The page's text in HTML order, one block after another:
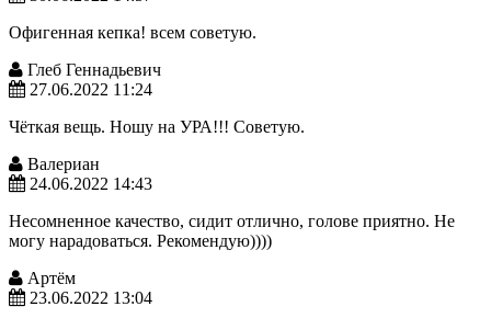
Офигенная кепка! всем советую.
Глеб Геннадьевич
27.06.2022 11:24
Чёткая вещь. Ношу на УРА!!! Советую.
Валериан
24.06.2022 14:43
Несомненное качество, сидит отлично, голове приятно. Не
могу нарадоваться. Рекомендую))))
Артём
23.06.2022 13:04